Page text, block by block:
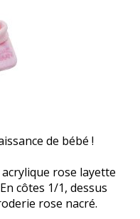
de bébé !
rose layette
côtes 1/1, dessus
rose nacré.